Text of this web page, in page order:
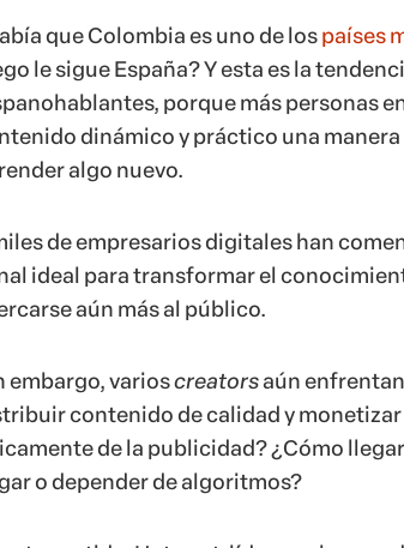
que Colombia es uno de lospaíses
le sigue España? Y esta es la
porque más personas
dinámico y práctico una
algo nuevo.
de empresarios digitales han
ideal para transformar el
aún más al público.
embargo, varioscreatorsaún
contenido de calidad y
de la publicidad? ¿Cómo
o depender de algoritmos?